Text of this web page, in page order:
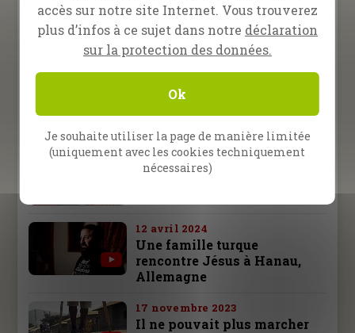
27 juin 2025
Désespérée de recevoir un
miracle
21 février 2025
Une hernie guérie
instantanément !
24 janvier 2025
Des douleurs pendant 9 ans !
12 avril 2024
Une famille turque
rencontre Jésus à Hanau,
Allemagne
17 novembre 2023
Il ne pouvait plus marcher
accès sur notre site Internet. Vous trouverez
plus d’infos à ce sujet dans notre déclaration
sur la protection des données.
Ok
Je souhaite utiliser la page de manière limitée
(uniquement avec les cookies techniquement
nécessaires)